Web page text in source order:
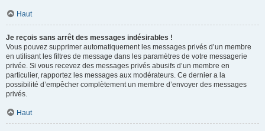
Haut
Je reçois sans arrêt des messages indésirables !
Vous pouvez supprimer automatiquement les messages privés d’un membre
en utilisant les filtres de message dans les paramètres de votre messagerie
privée. Si vous recevez des messages privés abusifs d’un membre en
particulier, rapportez les messages aux modérateurs. Ce dernier a la
possibilité d’empêcher complètement un membre d’envoyer des messages
privés.
Haut